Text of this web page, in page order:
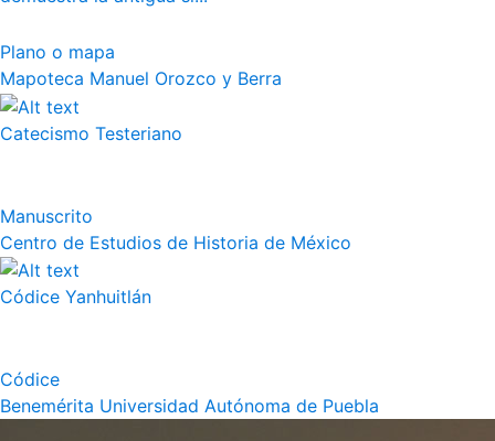
Plano o mapa
Mapoteca Manuel Orozco y Berra
Catecismo Testeriano
Manuscrito
Centro de Estudios de Historia de México
Códice Yanhuitlán
Códice
Benemérita Universidad Autónoma de Puebla